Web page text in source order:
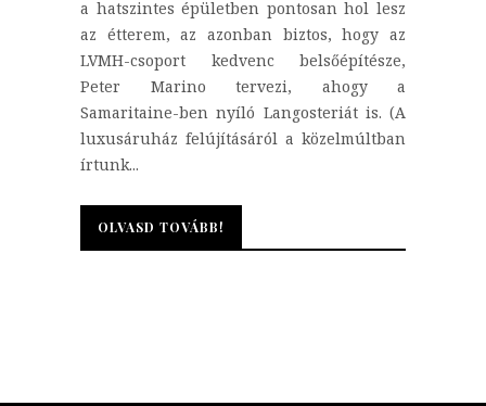
a hatszintes épületben pontosan hol lesz
az étterem, az azonban biztos, hogy az
LVMH-csoport kedvenc belsőépítésze,
Peter Marino tervezi, ahogy a
Samaritaine-ben nyíló Langosteriát is. (A
luxusáruház felújításáról a közelmúltban
írtunk...
OLVASD TOVÁBB!
OLVASD TOVÁBB!